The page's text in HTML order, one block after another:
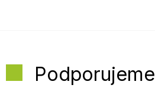
Podporujeme